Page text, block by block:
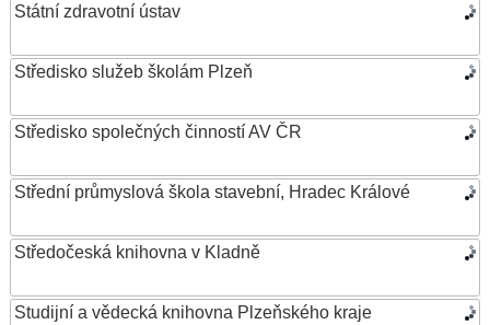
Státní zdravotní ústav
Středisko služeb školám Plzeň
Středisko společných činností AV ČR
Střední průmyslová škola stavební, Hradec Králové
Středočeská knihovna v Kladně
Studijní a vědecká knihovna Plzeňského kraje